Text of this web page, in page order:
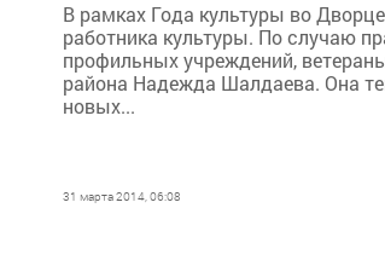
В рамках Года культуры во
работника культуры. По случаю
профильных учреждений,
района Надежда Шалдаева. Она
новых...
31 марта 2014, 06:08